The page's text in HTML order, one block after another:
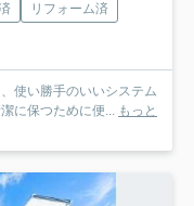
リフォーム済
使い勝手のいいシステム
に保つために便... もっと